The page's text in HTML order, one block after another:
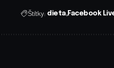
Štítky: dieta Facebook